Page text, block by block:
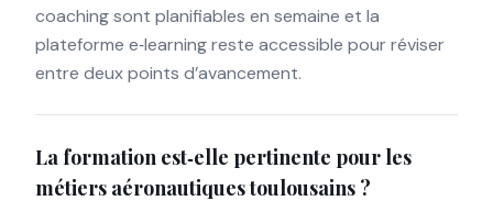
coaching sont planifiables en semaine et la
plateforme e‑learning reste accessible pour réviser
entre deux points d’avancement.
La formation est‑elle pertinente pour les
métiers aéronautiques toulousains ?